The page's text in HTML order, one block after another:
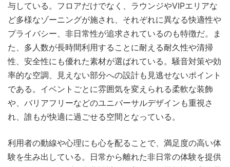
与している。フロアだけでなく、ラウンジやVIPエリアな
ど多様なゾーニングが施され、それぞれに異なる快適性や
プライバシー、非日常性が追求されているのも特徴だ。ま
た、多人数が長時間利用することに耐える耐久性や清掃
性、安全性にも優れた素材が選ばれている。騒音対策や効
率的な空調、見えない部分への設計も見逃せないポイント
である。イベントごとに雰囲気を変えられる柔軟な装飾
や、バリアフリーなどのユニバーサルデザインも重視さ
れ、誰もが快適に過ごせる空間となっている。
利用者の動線や心理にも心を配ることで、満足度の高い体
験を生み出している。日常から離れた非日常の体験を提供